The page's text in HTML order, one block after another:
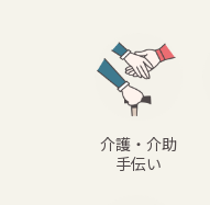
介護・介助
手伝い